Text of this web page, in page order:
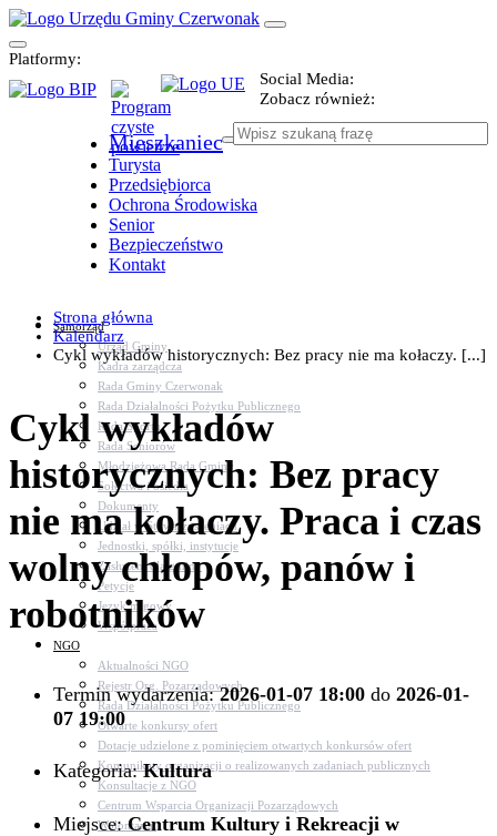
Platformy:
Social Media:
Zobacz również:
Mieszkaniec
Turysta
Przedsiębiorca
Ochrona Środowiska
Senior
Bezpieczeństwo
Kontakt
Samorząd
Urząd Gminy
Kadra zarządcza
Rada Gminy Czerwonak
Rada Działalności Pożytku Publicznego
Rada Sportu
Rada Seniorów
Młodzieżowa Rada Gminy
Sołectwa i osiedla
Dokumenty
Udział w Stowarzyszeniach
Jednostki, spółki, instytucje
Zasłużeni dla gminy
Petycje
Język migowy
Współpraca
NGO
Aktualności NGO
Rejestr Org. Pozarządowych
Rada Działalności Pożytku Publicznego
Otwarte konkursy ofert
Dotacje udzielone z pominięciem otwartych konkursów ofert
Komunikaty organizacji o realizowanych zadaniach publicznych
Konsultacje z NGO
Centrum Wsparcia Organizacji Pozarządowych
Wolontariat
Strona główna
Kalendarz
Cykl wykładów historycznych: Bez pracy nie ma kołaczy. [...]
Cykl wykładów
historycznych: Bez pracy
nie ma kołaczy. Praca i czas
wolny chłopów, panów i
robotników
Termin wydarzenia:2026-01-07 18:00 do 2026-01-
07 19:00
Kategoria:Kultura
Miejsce:Centrum Kultury i Rekreacji w